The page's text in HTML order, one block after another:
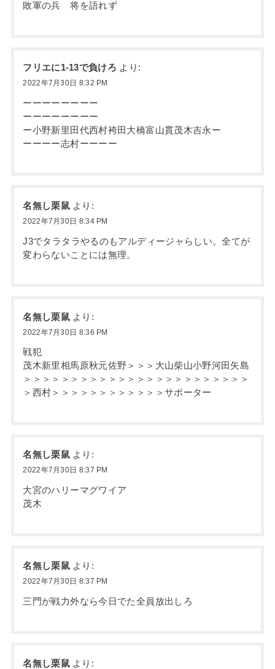
敗軍の兵 将を語れず
フリエに1-13で負けろ より:
2022年7月30日 8:32 PM
ーーーーーーーー
ーーーーーーーー
ー小野新里田代西村袴田大橋富山貫茂木吉永ー
ーーーー志村ーーーー
名無し栗鼠 より:
2022年7月30日 8:34 PM
J3でタラタラやるのもアルディージャらしい。全てが
変わらないことには無理。
名無し栗鼠 より:
2022年7月30日 8:36 PM
戦犯
茂木新里相馬原秋元佐野＞＞＞大山柴山小野河田矢島
＞＞＞＞＞＞＞＞＞＞＞＞＞＞＞＞＞＞＞＞＞＞＞＞
＞西村＞＞＞＞＞＞＞＞＞＞＞＞サポーター
名無し栗鼠 より:
2022年7月30日 8:37 PM
大宮のハリーマグワイア
茂木
名無し栗鼠 より:
2022年7月30日 8:37 PM
三門が戦力外なら今日でた全員放出しろ
名無し栗鼠 より: